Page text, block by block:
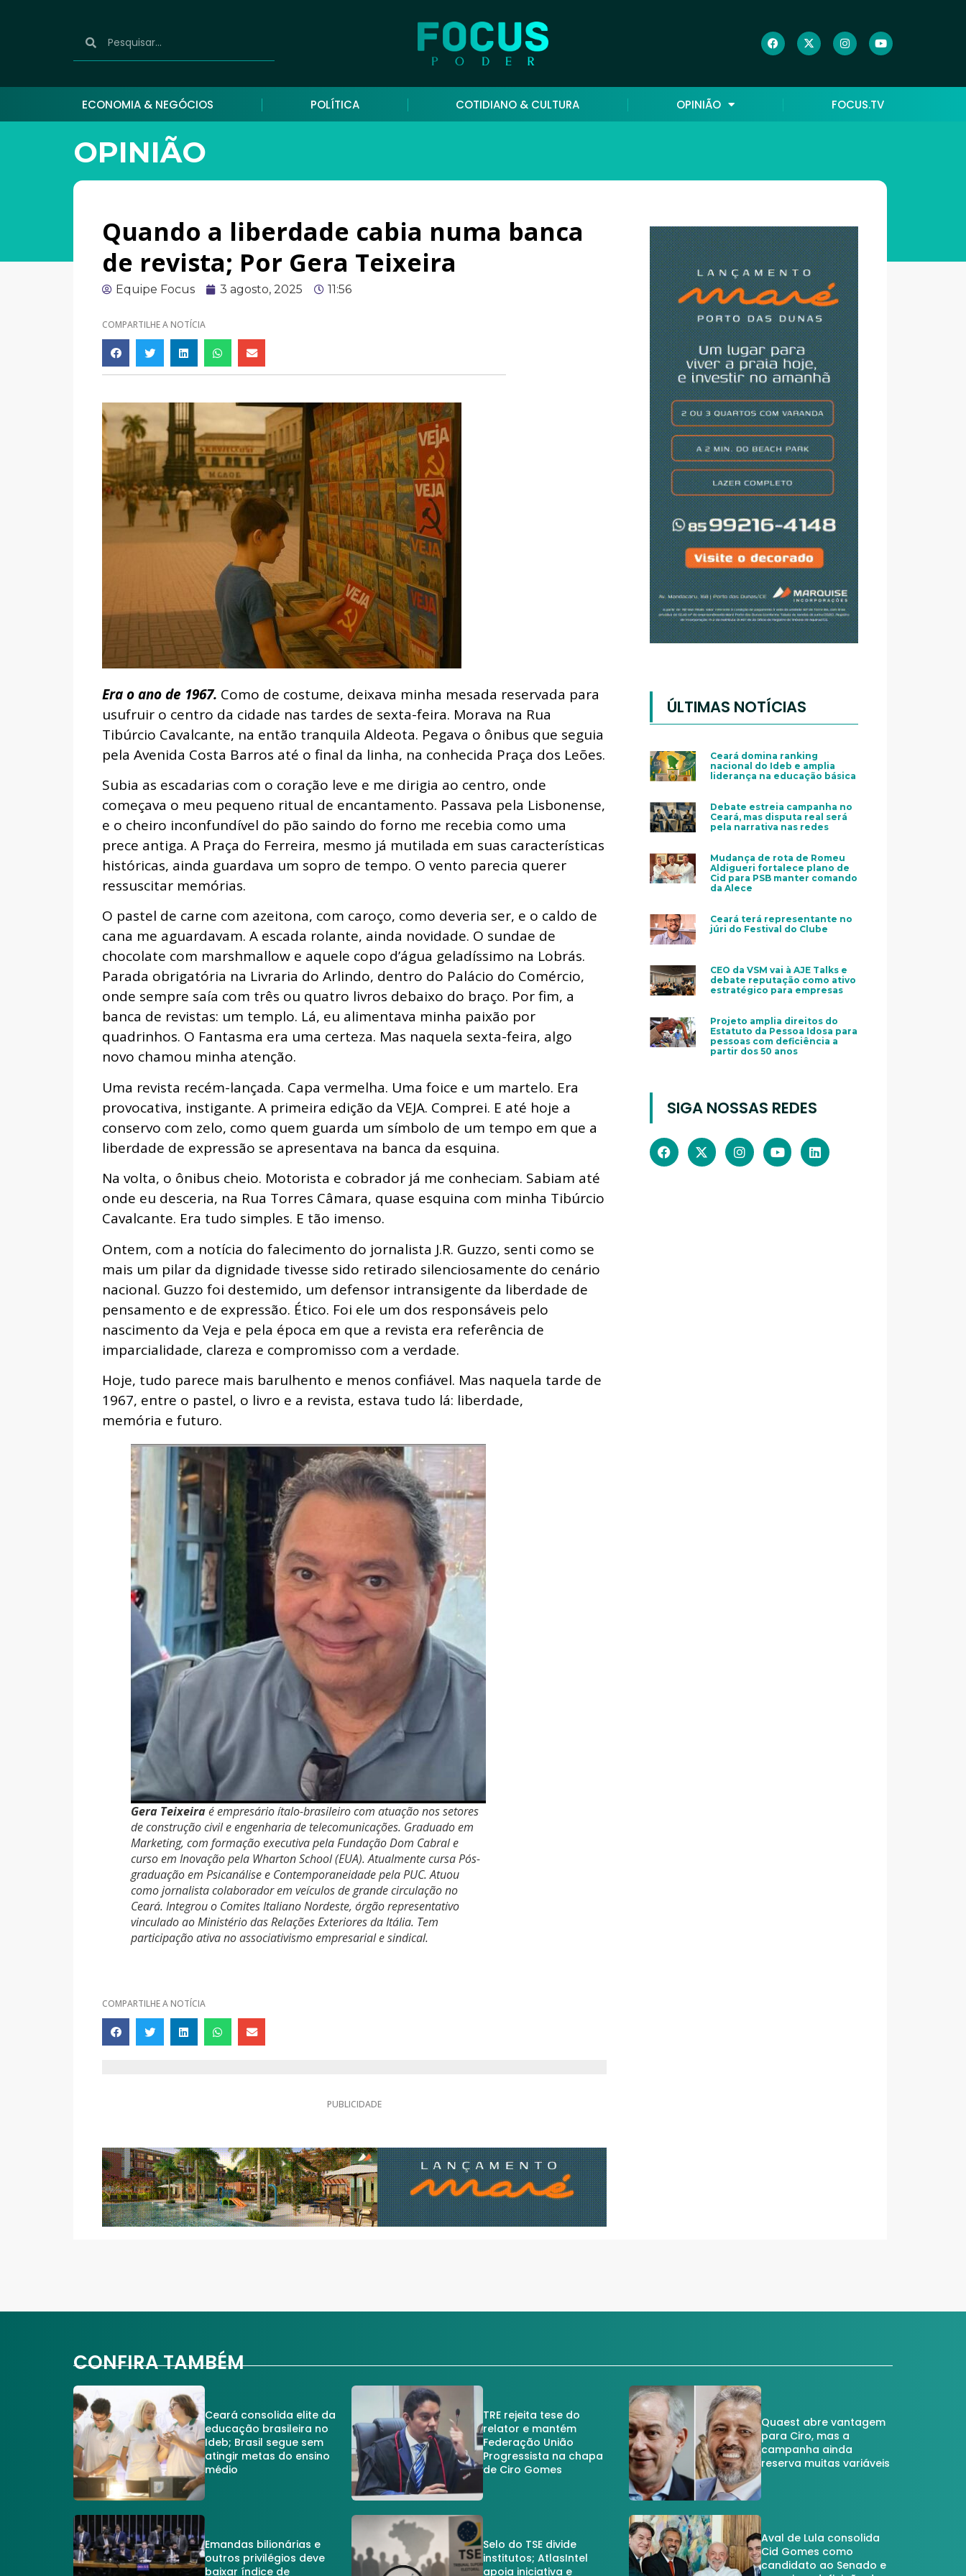
ECONOMIA & NEGÓCIOS POLÍTICA COTIDIANO & CULTURA OPINIÃO FOCUS.TV
OPINIÃO
Quando a liberdade cabia numa banca
de revista; Por Gera Teixeira
Equipe Focus 3 agosto, 2025 11:56
COMPARTILHE A NOTÍCIA
Era o ano de 1967. Como de costume, deixava minha mesada reservada para
usufruir o centro da cidade nas tardes de sexta-feira. Morava na Rua
Tibúrcio Cavalcante, na então tranquila Aldeota. Pegava o ônibus que seguia
pela Avenida Costa Barros até o final da linha, na conhecida Praça dos Leões.
Subia as escadarias com o coração leve e me dirigia ao centro, onde
começava o meu pequeno ritual de encantamento. Passava pela Lisbonense,
e o cheiro inconfundível do pão saindo do forno me recebia como uma
prece antiga. A Praça do Ferreira, mesmo já mutilada em suas características
históricas, ainda guardava um sopro de tempo. O vento parecia querer
ressuscitar memórias.
O pastel de carne com azeitona, com caroço, como deveria ser, e o caldo de
cana me aguardavam. A escada rolante, ainda novidade. O sundae de
chocolate com marshmallow e aquele copo d’água geladíssimo na Lobrás.
Parada obrigatória na Livraria do Arlindo, dentro do Palácio do Comércio,
onde sempre saía com três ou quatro livros debaixo do braço. Por fim, a
banca de revistas: um templo. Lá, eu alimentava minha paixão por
quadrinhos. O Fantasma era uma certeza. Mas naquela sexta-feira, algo
novo chamou minha atenção.
Uma revista recém-lançada. Capa vermelha. Uma foice e um martelo. Era
provocativa, instigante. A primeira edição da VEJA. Comprei. E até hoje a
conservo com zelo, como quem guarda um símbolo de um tempo em que a
liberdade de expressão se apresentava na banca da esquina.
Na volta, o ônibus cheio. Motorista e cobrador já me conheciam. Sabiam até
onde eu desceria, na Rua Torres Câmara, quase esquina com minha Tibúrcio
Cavalcante. Era tudo simples. E tão imenso.
Ontem, com a notícia do falecimento do jornalista J.R. Guzzo, senti como se
mais um pilar da dignidade tivesse sido retirado silenciosamente do cenário
nacional. Guzzo foi destemido, um defensor intransigente da liberdade de
pensamento e de expressão. Ético. Foi ele um dos responsáveis pelo
nascimento da Veja e pela época em que a revista era referência de
imparcialidade, clareza e compromisso com a verdade.
Hoje, tudo parece mais barulhento e menos confiável. Mas naquela tarde de
1967, entre o pastel, o livro e a revista, estava tudo lá: liberdade,
memória e futuro.
Gera Teixeiraé empresário ítalo-brasileiro com atuação nos setores
de construção civil e engenharia de telecomunicações. Graduado em
Marketing, com formação executiva pela Fundação Dom Cabral e
curso em Inovação pela Wharton School (EUA). Atualmente cursa Pós-
graduação em Psicanálise e Contemporaneidade pela PUC. Atuou
como jornalista colaborador em veículos de grande circulação no
Ceará. Integrou o Comites Italiano Nordeste, órgão representativo
vinculado ao Ministério das Relações Exteriores da Itália. Tem
participação ativa no associativismo empresarial e sindical.
COMPARTILHE A NOTÍCIA
PUBLICIDADE
ÚLTIMAS NOTÍCIAS
Ceará domina ranking
nacional do Ideb e amplia
liderança na educação básica
Debate estreia campanha no
Ceará, mas disputa real será
pela narrativa nas redes
Mudança de rota de Romeu
Aldigueri fortalece plano de
Cid para PSB manter comando
da Alece
Ceará terá representante no
júri do Festival do Clube
CEO da VSM vai à AJE Talks e
debate reputação como ativo
estratégico para empresas
Projeto amplia direitos do
Estatuto da Pessoa Idosa para
pessoas com deficiência a
partir dos 50 anos
SIGA NOSSAS REDES
CONFIRA TAMBÉM
Ceará consolida elite da
educação brasileira no
Ideb; Brasil segue sem
atingir metas do ensino
médio
TRE rejeita tese do
relator e mantém
Federação União
Progressista na chapa
de Ciro Gomes
Quaest abre vantagem
para Ciro, mas a
campanha ainda
reserva muitas variáveis
Emandas bilionárias e
outros privilégios deve
baixar índice de
Selo do TSE divide
institutos; AtlasIntel
apoia iniciativa e
Aval de Lula consolida
Cid Gomes como
candidato ao Senado e